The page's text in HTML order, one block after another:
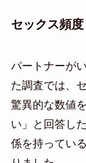
セックス頻
パートナーが
た調査では、
驚異的な数値
い」と回答し
係を持ってい